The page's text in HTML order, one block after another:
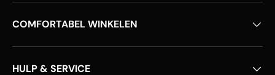
COMFORTABEL WINKELEN
HULP & SERVICE